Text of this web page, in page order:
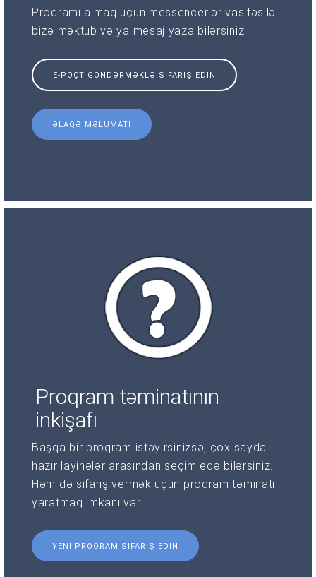
Proqramı almaq üçün messencerlər vasitəsilə
bizə məktub və ya mesaj yaza bilərsiniz
E-POÇT GÖNDƏRMƏKLƏ SIFARIŞ EDIN
ƏLAQƏ MƏLUMATI
Proqram təminatının
inkişafı
Başqa bir proqram istəyirsinizsə, çox sayda
hazır layihələr arasından seçim edə bilərsiniz.
Həm də sifariş vermək üçün proqram təminatı
yaratmaq imkanı var.
YENI PROQRAM SIFARIŞ EDIN